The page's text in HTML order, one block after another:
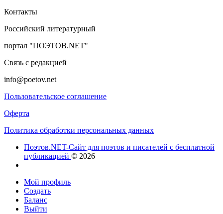
Контакты
Российский литературный
портал "ПОЭТОВ.NET"
Связь с редакцией
info@poetov.net
Пользовательское соглашение
Оферта
Политика обработки персональных данных
Поэтов.NET-Сайт для поэтов и писателей с бесплатной
публикацией © 2026
Мой профиль
Создать
Баланс
Выйти